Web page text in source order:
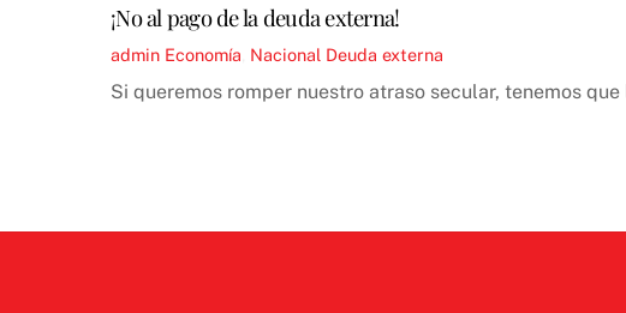
¡No al pago de la deuda externa!
admin Economía Nacional Deuda externa
Si queremos romper nuestro atraso secular, tenemos